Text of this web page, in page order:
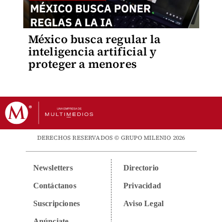
México busca regular la
inteligencia artificial y
proteger a menores
DERECHOS RESERVADOS © GRUPO MILENIO 2026
Newsletters
Contáctanos
Suscripciones
Directorio
Privacidad
Aviso Legal